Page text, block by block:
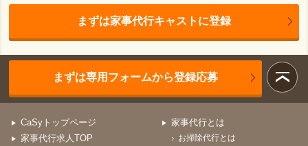
まずは家事代行キャストに登録
まずは専用フォームから登録応募
CaSyトップページ
家事代行求人TOP
家事代行とは
お掃除代行とは